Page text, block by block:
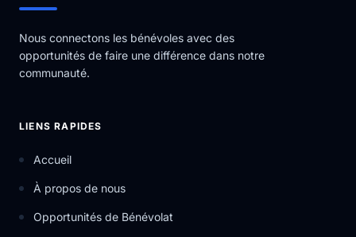
Nous connectons les bénévoles avec des
opportunités de faire une différence dans notre
communauté.
LIENS RAPIDES
Accueil
À propos de nous
Opportunités de Bénévolat